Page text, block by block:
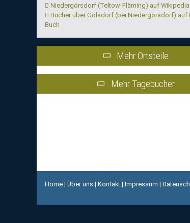
Niedergörsdorf (Teltow-Fläming) auf Wikipedia
Bücher über Gölsdorf (bei Niedergörsdorf) auf
Buch
Mehr Ortsteile
Mehr Tagebücher
Home | Über uns | Kontakt | Impressum |